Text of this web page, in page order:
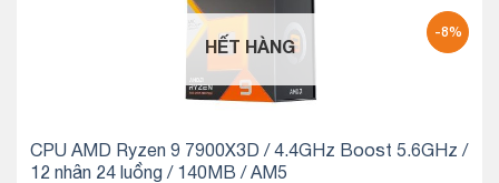
-8%
HẾT HÀNG
CPU AMD Ryzen 9 7900X3D / 4.4GHz Boost 5.6GHz /
12 nhân 24 luồng / 140MB / AM5